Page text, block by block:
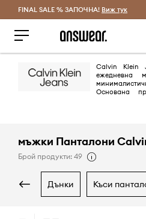
Спестявай с
FINAL SALE % ЗАПОЧНА! Виж тук
Calvin Klein
ежедневна
Основана
мъжки Панталони
Брой продукти: 49
дънки къси